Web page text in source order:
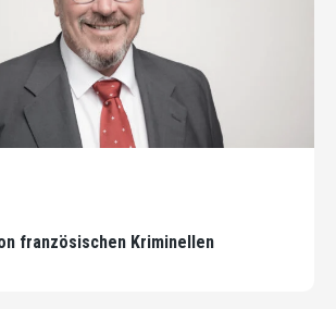
französischen Kriminellen